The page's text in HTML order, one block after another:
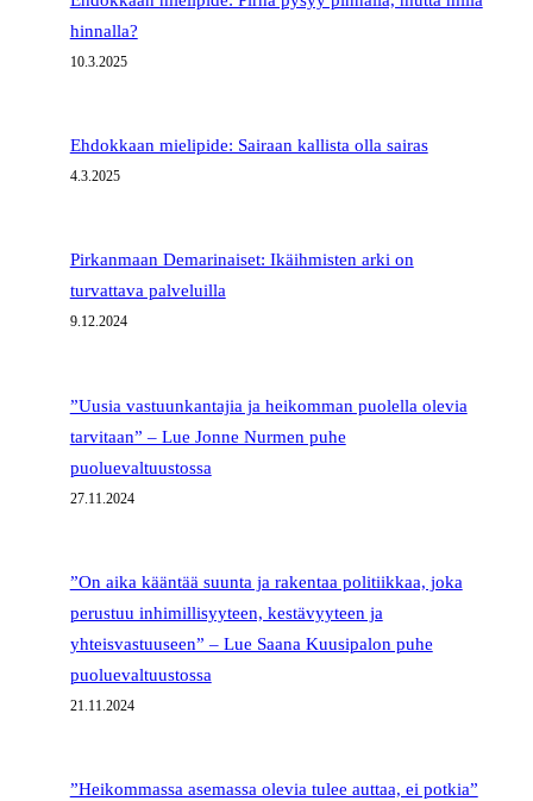
hinnalla?
10.3.2025
Ehdokkaan mielipide: Sairaan kallista olla sairas
4.3.2025
Pirkanmaan Demarinaiset: Ikäihmisten arki on
turvattava palveluilla
9.12.2024
”Uusia vastuunkantajia ja heikomman puolella olevia
tarvitaan” – Lue Jonne Nurmen puhe
puoluevaltuustossa
27.11.2024
”On aika kääntää suunta ja rakentaa politiikkaa, joka
perustuu inhimillisyyteen, kestävyyteen ja
yhteisvastuuseen” – Lue Saana Kuusipalon puhe
puoluevaltuustossa
21.11.2024
”Heikommassa asemassa olevia tulee auttaa, ei potkia”